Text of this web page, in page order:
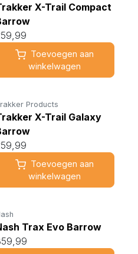
X-Trail Compact
Toevoegen aan
winkelwagen
Products
X-Trail Galaxy
Toevoegen aan
winkelwagen
Trax Evo Barrow